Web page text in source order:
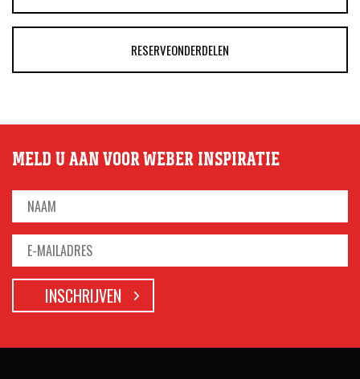
RESERVEONDERDELEN
MELD U AAN VOOR WEBER INSPIRATIE